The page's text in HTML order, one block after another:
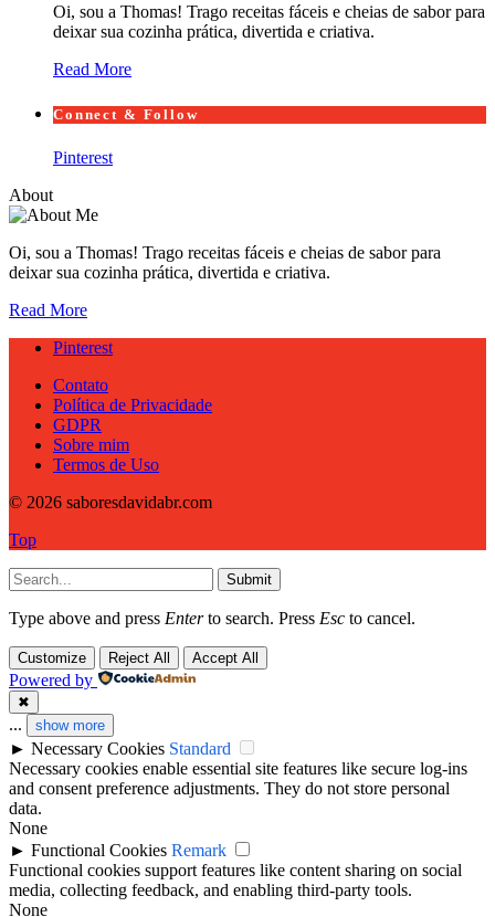
Oi, sou a Thomas! Trago receitas fáceis e cheias de sabor para
deixar sua cozinha prática, divertida e criativa.
Read More
Connect & Follow
Pinterest
About
Oi, sou a Thomas! Trago receitas fáceis e cheias de sabor para
deixar sua cozinha prática, divertida e criativa.
Read More
Pinterest
Contato
Política de Privacidade
GDPR
Sobre mim
Termos de Uso
© 2026 saboresdavidabr.com
Top
Submit
Type above and press Enterto search. Press Esc to cancel.
Customize Reject All Accept All
Powered by
✖
... show more
► Necessary Cookies Standard
Necessary cookies enable essential site features like secure log-ins
and consent preference adjustments. They do not store personal
data.
None
► Functional Cookies Remark
Functional cookies support features like content sharing on social
media, collecting feedback, and enabling third-party tools.
None